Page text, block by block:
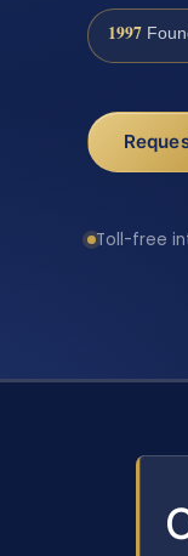
1997
Toll-free